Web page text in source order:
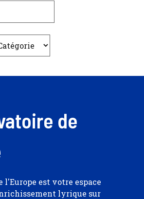
de
l'Europe est votre espace
lyrique sur